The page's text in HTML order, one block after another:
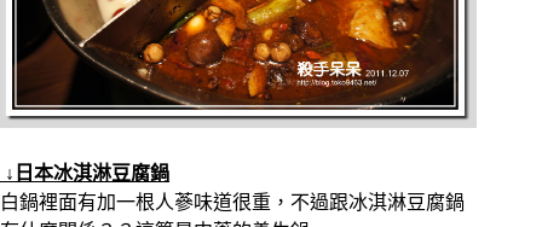
↓日本冰淇淋豆腐鍋
白鍋裡面有加一根人蔘味道很重，不過跟冰淇淋豆腐鍋